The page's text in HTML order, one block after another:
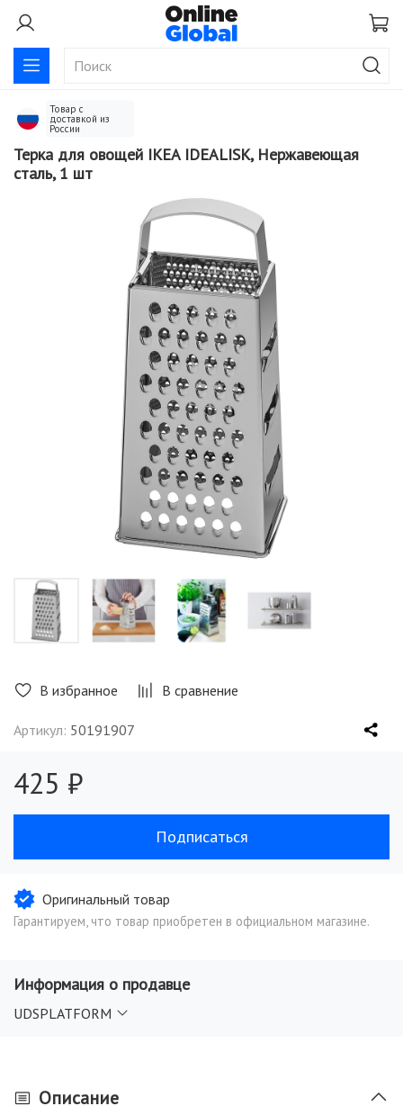
Терка для овощей IKEA IDEALISK, Нержавеющая
сталь, 1 шт
В избранное В сравнение
Артикул: 50191907
Оригинальный товар
Гарантируем, что товар приобретен в официальном магазине.
425 ₽
Подписаться
Информация о продавце
UDSPLATFORM
Описание